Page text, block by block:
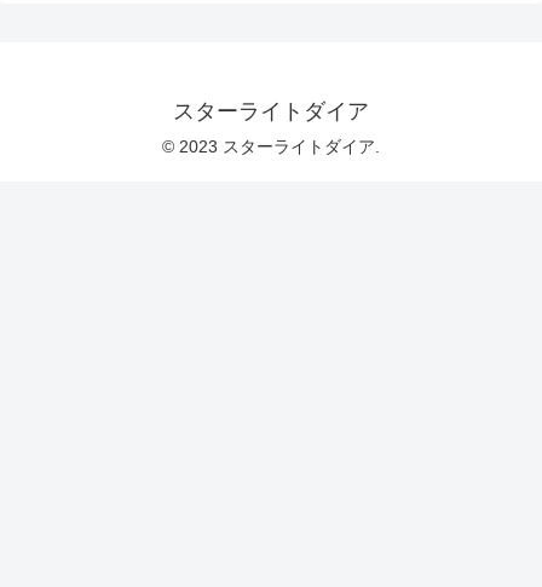
スターライトダイア
© 2023 スターライトダイア.